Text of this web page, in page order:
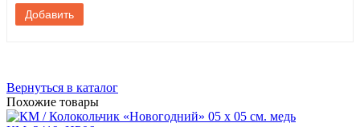
Вернуться в каталог
Похожие товары